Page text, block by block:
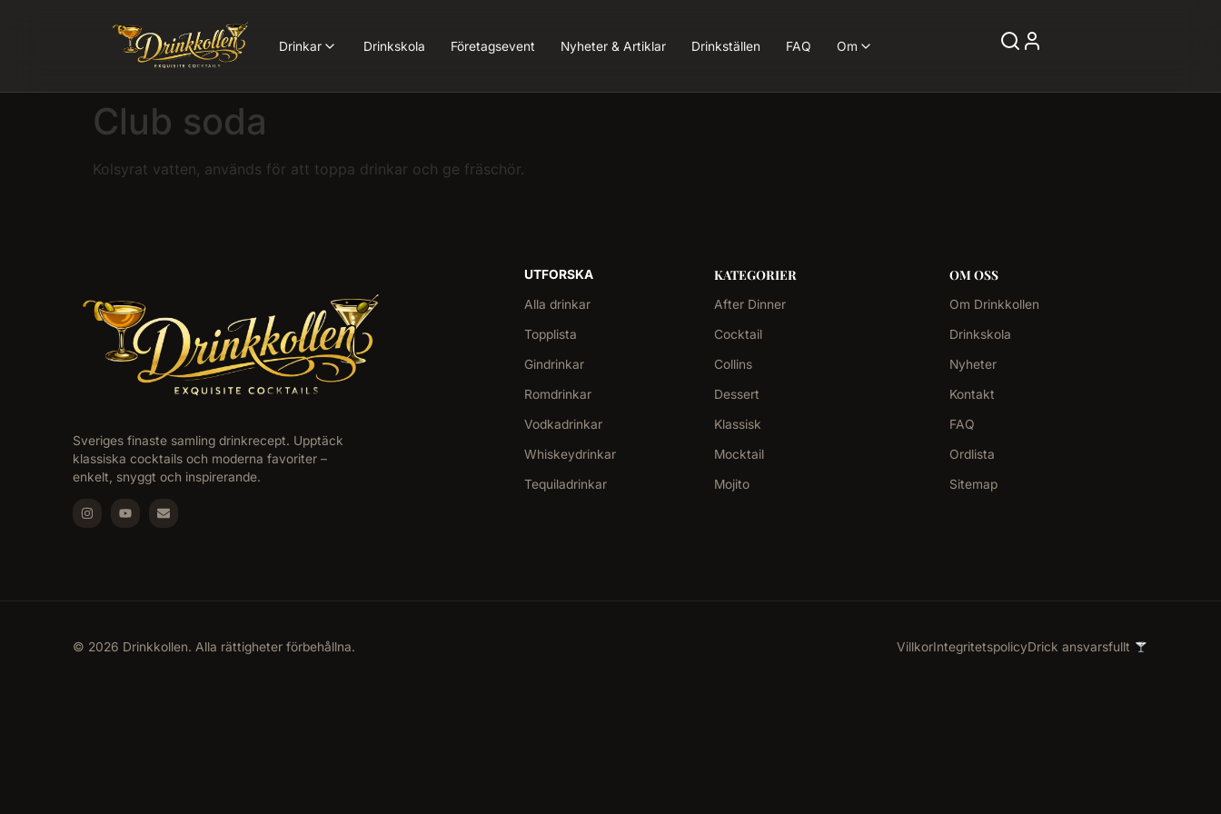
Drinkar Drinkskola Företagsevent Nyheter & Artiklar Drinkställen FAQ Om
Club soda
Kolsyrat vatten, används för att toppa drinkar och ge fräschör.
Sveriges finaste samling drinkrecept. Upptäck
klassiska cocktails och moderna favoriter –
enkelt, snyggt och inspirerande.
UTFORSKA
Alla drinkar
Topplista
Gindrinkar
Romdrinkar
Vodkadrinkar
Whiskeydrinkar
Tequiladrinkar
KATEGORIER
After Dinner
Cocktail
Collins
Dessert
Klassisk
Mocktail
Mojito
OM OSS
Om Drinkkollen
Drinkskola
Nyheter
Kontakt
FAQ
Ordlista
Sitemap
VillkorIntegritetspolicyDrick ansvarsfullt
© 2026 Drinkkollen. Alla rättigheter förbehållna.